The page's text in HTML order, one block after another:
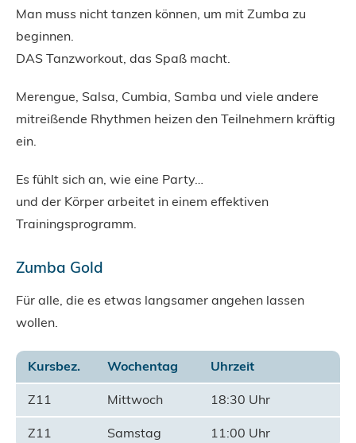
Man muss nicht tanzen können, um mit Zumba zu
beginnen.
DAS Tanzworkout, das Spaß macht.
Merengue, Salsa, Cumbia, Samba und viele andere
mitreißende Rhythmen heizen den Teilnehmern kräftig
ein.
Es fühlt sich an, wie eine Party…
und der Körper arbeitet in einem effektiven
Trainingsprogramm.
Zumba Gold
Für alle, die es etwas langsamer angehen lassen
wollen.
Kursbez. Wochentag Uhrzeit
Z11 Mittwoch 18:30 Uhr
Z11 Samstag 11:00 Uhr